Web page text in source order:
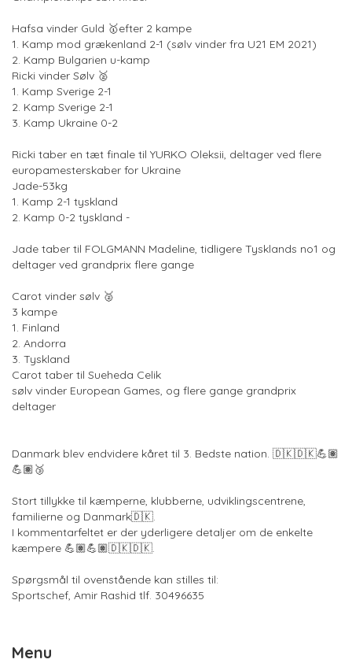
Hafsa vinder Guld 🥇efter 2 kampe
1. Kamp mod grækenland 2-1 (sølv vinder fra U21 EM 2021)
2. Kamp Bulgarien u-kamp
Ricki vinder Sølv 🥈
1. Kamp Sverige 2-1
2. Kamp Sverige 2-1
3. Kamp Ukraine 0-2
Ricki taber en tæt finale til YURKO Oleksii, deltager ved flere
europamesterskaber for Ukraine
Jade-53kg
1. Kamp 2-1 tyskland
2. Kamp 0-2 tyskland -
Jade taber til FOLGMANN Madeline, tidligere Tysklands no1 og
deltager ved grandprix flere gange
Carot vinder sølv 🥈
3 kampe
1. Finland
2. Andorra
3. Tyskland
Carot taber til Sueheda Celik
sølv vinder European Games, og flere gange grandprix
deltager
Danmark blev endvidere kåret til 3. Bedste nation. 🇩🇰🇩🇰💪🏽
💪🏽🥉
Stort tillykke til kæmperne, klubberne, udviklingscentrene,
familierne og Danmark🇩🇰.
I kommentarfeltet er der yderligere detaljer om de enkelte
kæmpere 💪🏽💪🏽🇩🇰🇩🇰.
Spørgsmål til ovenstående kan stilles til:
Sportschef, Amir Rashid tlf. 30496635
Menu